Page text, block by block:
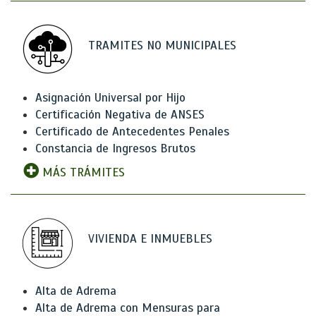
TRAMITES NO MUNICIPALES
Asignación Universal por Hijo
Certificación Negativa de ANSES
Certificado de Antecedentes Penales
Constancia de Ingresos Brutos
MÁS TRÁMITES
VIVIENDA E INMUEBLES
Alta de Adrema
Alta de Adrema con Mensuras para